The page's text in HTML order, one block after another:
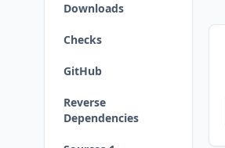
Downloads
Checks
GitHub
Reverse
Dependencies